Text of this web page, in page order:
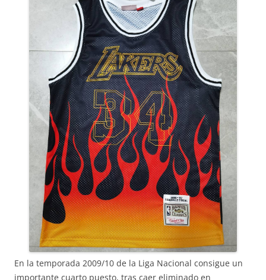
En la temporada 2009/10 de la Liga Nacional consigue un
importante cuarto puesto, tras caer eliminado en